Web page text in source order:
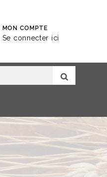
MON COMPTE
Se connecter ici